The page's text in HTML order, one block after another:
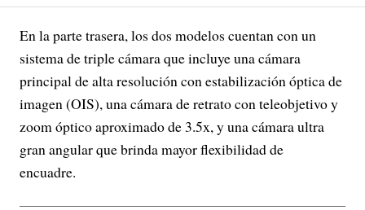
En la parte trasera, los dos modelos cuentan con un
sistema de triple cámara que incluye una cámara
principal de alta resolución con estabilización óptica de
imagen (OIS), una cámara de retrato con teleobjetivo y
zoom óptico aproximado de 3.5x, y una cámara ultra
gran angular que brinda mayor flexibilidad de
encuadre.